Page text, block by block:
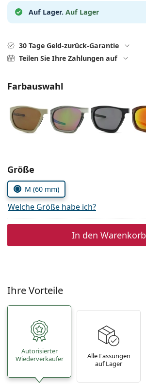
Marc Jacobs
Gucci
Prada
Alle Pflegemittel
0215105018
Auf Lager. Auf Lager
30 Tage Geld-zurück-Garantie
Teilen Sie Ihre Zahlungen auf
Farbauswahl
Parameter wählen
Größe
M (60 mm)
Welche Größe habe ich?
In den Warenkorb
Ihre Vorteile
Autorisierter
Wiederverkäufer
Alle Fassungen
auf Lager